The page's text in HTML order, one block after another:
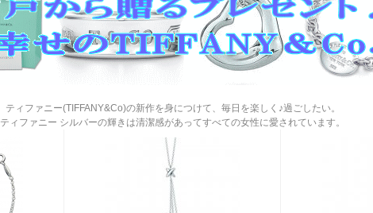
ティファニー(TIFFANY&Co)の新作を身につけて、毎日を楽しく♪過ごしたい。
ティファニー シルバーの輝きは清潔感があってすべての女性に愛されています。